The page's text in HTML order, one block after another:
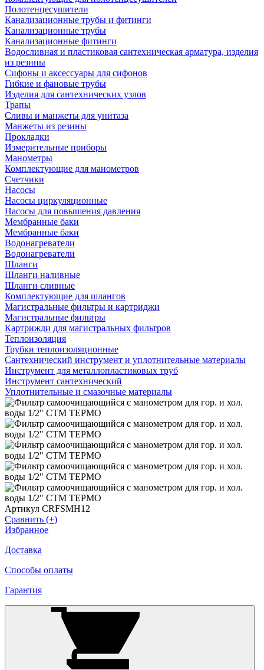
Полотенцесушители
Канализационные трубы и фитинги
Канализационные трубы
Канализационные фитинги
Водосливная и пластиковая сантехническая арматура, изделия
из резины
Сифоны и аксессуары для сифонов
Гибкие и фановые трубы
Изделия для сантехнических узлов
Трапы
Сливы и манжеты для унитаза
Манжеты из резины
Прокладки
Измерительные приборы
Манометры
Комплектующие для манометров
Счетчики
Насосы
Насосы циркуляционные
Насосы для повышения давления
Мембранные баки
Мембранные баки
Водонагреватели
Водонагреватели
Шланги
Шланги наливные
Шланги сливные
Комплектующие для шлангов
Магистральные фильтры и картриджи
Магистральные фильтры
Картрижди для магистральных фильтров
Теплоизоляция
Трубки теплоизоляционные
Сантехнический инструмент и уплотнительные материалы
Инструмент для металлопластиковых труб
Инструмент сантехнический
Уплотнительные и смазочные материалы
Артикул CRFSMH12
Сравнить (+)
Избранное
Доставка
Способы оплаты
Гарантия